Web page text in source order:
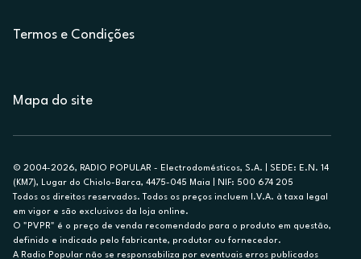
Termos e Condições
Mapa do site
© 2004-2026, RADIO POPULAR - Electrodomésticos, S.A. | SEDE: E.N. 14
(KM7), Lugar do Chiolo-Barca, 4475-045 Maia | NIF: 500 674 205
Todos os direitos reservados. Todos os preços incluem I.V.A. à taxa legal
em vigor e são exclusivos da loja online.
O "PVPR" é o preço de venda recomendado para o produto em questão,
definido e indicado pelo fabricante, produtor ou fornecedor.
A Radio Popular não se responsabiliza por eventuais erros publicados